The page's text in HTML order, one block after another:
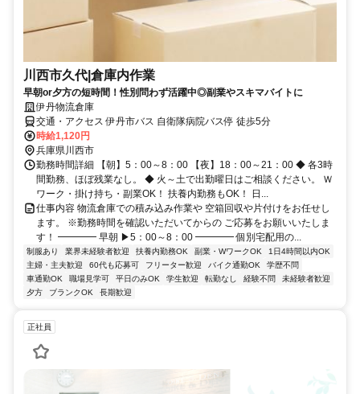
川西市久代|倉庫内作業
早朝or夕方の短時間！性別問わず活躍中◎副業やスキマバイトに
伊丹物流倉庫
交通・アクセス 伊丹市バス 自衛隊病院バス停 徒歩5分
時給1,120円
兵庫県川西市
勤務時間詳細 【朝】5：00～8：00 【夜】18：00～21：00 ◆ 各3時
間勤務、ほぼ残業なし。 ◆ 火～土で出勤曜日はご相談ください。 Ｗ
ワーク・掛け持ち・副業OK！ 扶養内勤務もOK！ 日...
仕事内容 物流倉庫での積み込み作業や 空箱回収や片付けをお任せし
ます。 ※勤務時間を確認いただいてからの ご応募をお願いいたしま
す！ ━━━━ 早朝 ▶5：00～8：00 ━━━━ 個別宅配用の...
制服あり 業界未経験者歓迎 扶養内勤務OK 副業・WワークOK
1日4時間以内OK
主婦・主夫歓迎
60代も応募可 フリーター歓迎 バイク通勤OK
学歴不問
車通勤OK
職場見学可 平日のみOK 学生歓迎 転勤なし 経験不問
未経験者歓迎
夕方
ブランクOK 長期歓迎
正社員